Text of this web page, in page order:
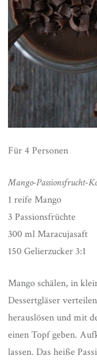
Für 4 Personen
Mango-Passionsfrucht-
1 reife Mango
3 Passionsfrüchte
300 ml Maracujasaft
150 Gelierzucker 3:1
Mango schälen, in
Dessertgläser
herauslösen und mit
einen Topf geben.
lassen. Das heiße